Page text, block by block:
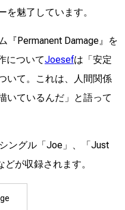
を魅了しています。
『Permanent Damage』を
についてJoesefは「安定
いて。これは、人間関係
いているんだ」と語って
ングル「Joe」、「Just
が収録されます。